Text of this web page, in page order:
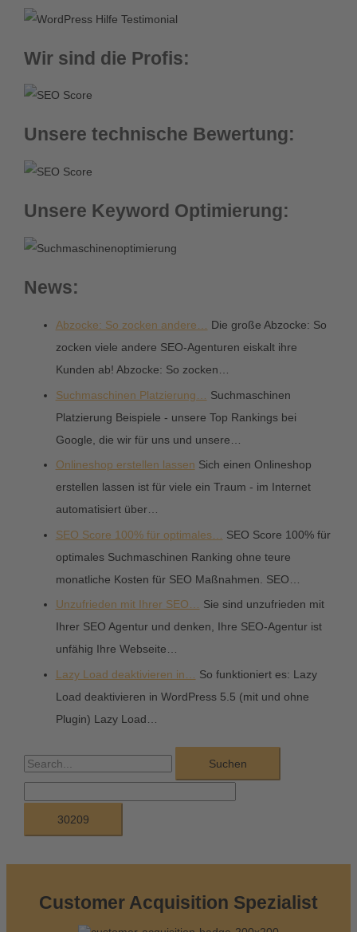
Wir sind die Profis:
Unsere technische Bewertung:
Unsere Keyword Optimierung:
News:
Abzocke: So zocken andere… Die große Abzocke: So
zocken viele andere SEO-Agenturen eiskalt ihre
Kunden ab! Abzocke: So zocken…
Suchmaschinen Platzierung…
Suchmaschinen
Platzierung Beispiele - unsere Top Rankings bei
Google, die wir für uns und unsere…
Onlineshop erstellen lassen Sich einen Onlineshop
erstellen lassen ist für viele ein Traum - im Internet
automatisiert über…
SEO Score 100% für optimales…
SEO Score 100% für
optimales Suchmaschinen Ranking ohne teure
monatliche Kosten für SEO Maßnahmen. SEO…
Unzufrieden mit Ihrer SEO… Sie sind unzufrieden mit
Ihrer SEO Agentur und denken, Ihre SEO-Agentur ist
unfähig Ihre Webseite…
Lazy Load deaktivieren in…
So funktioniert es: Lazy
Load deaktivieren in WordPress 5.5 (mit und ohne
Plugin) Lazy Load…
S
u
c
Customer Acquisition Spezialist